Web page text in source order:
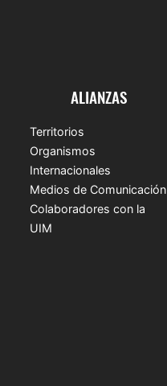
ALIANZAS
Territorios
Organismos
Internacionales
Medios de Comunicación
Colaboradores con la
UIM